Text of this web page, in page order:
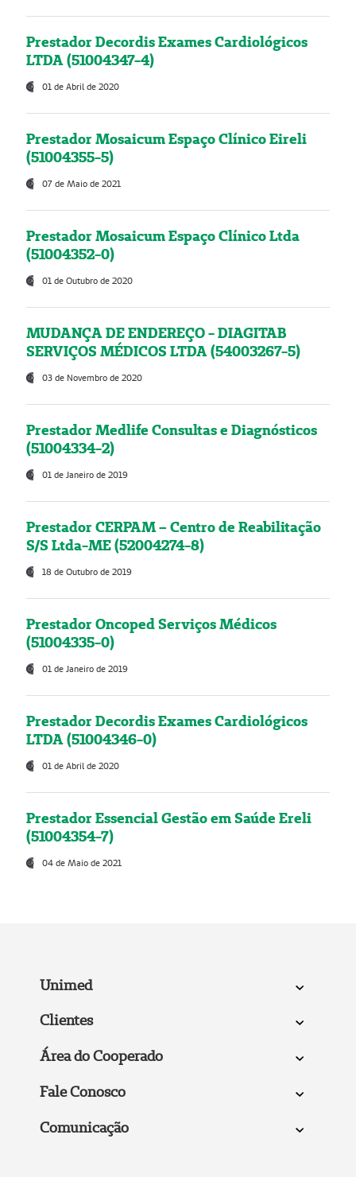
Prestador Decordis Exames Cardiológicos
LTDA (51004347-4)
01 de Abril de 2020
Prestador Mosaicum Espaço Clínico Eireli
(51004355-5)
07 de Maio de 2021
Prestador Mosaicum Espaço Clínico Ltda
(51004352-0)
01 de Outubro de 2020
MUDANÇA DE ENDEREÇO - DIAGITAB
SERVIÇOS MÉDICOS LTDA (54003267-5)
03 de Novembro de 2020
Prestador Medlife Consultas e Diagnósticos
(51004334-2)
01 de Janeiro de 2019
Prestador CERPAM – Centro de Reabilitação
S/S Ltda-ME (52004274-8)
18 de Outubro de 2019
Prestador Oncoped Serviços Médicos
(51004335-0)
01 de Janeiro de 2019
Prestador Decordis Exames Cardiológicos
LTDA (51004346-0)
01 de Abril de 2020
Prestador Essencial Gestão em Saúde Ereli
(51004354-7)
04 de Maio de 2021
Unimed
Clientes
Área do Cooperado
Fale Conosco
Comunicação